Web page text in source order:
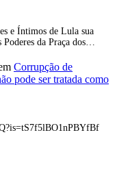
e Íntimos de Lula sua
da Praça dos…
Corrupção de
pode ser tratada como